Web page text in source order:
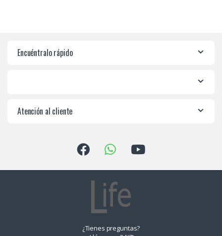
Encuéntralo rápido
Atención al cliente
¿Tienes preguntas?